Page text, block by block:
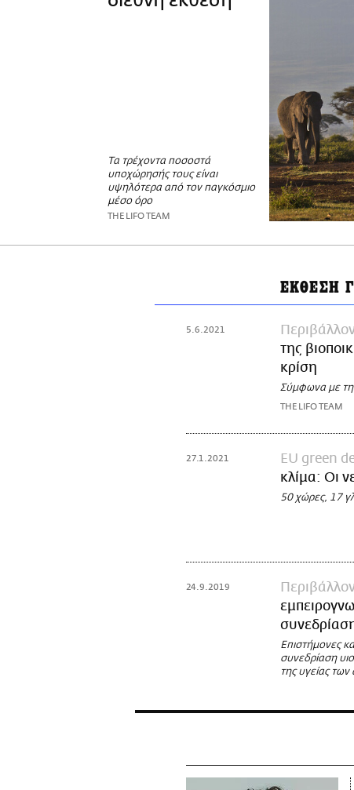
Τα τρέχοντα ποσοστά
υποχώρησής τους είναι
υψηλότερα από τον παγκόσμιο
μέσο όρο
THE LIFO TEAM
ΕΚΘΕΣΗ
5.6.2021
της
κρίση
Σύμφωνα με
THE LIFO TEAM
27.1.2021 EU green
κλίμα: Οι
50 χώρες, 17
24.9.2019
Επιστήμονες
συνεδρίαση
της υγείας